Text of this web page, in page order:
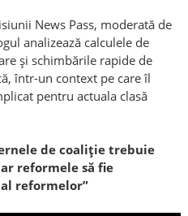
News Pass, moderată de
analizează calculele de
și schimbările rapide de
într-un context pe care îl
pentru actuala clasă
de coaliție trebuie
reformele să fie
reformelor”